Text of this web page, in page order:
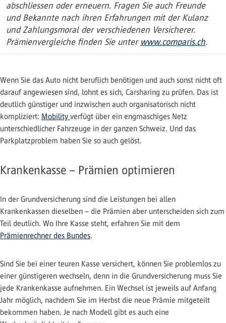
abschliessen oder erneuern. Fragen Sie auch Freunde
und Bekannte nach ihren Erfahrungen mit der Kulanz
und Zahlungsmoral der verschiedenen Versicherer.
Prämienvergleiche finden Sie unter www.comparis.ch.
Wenn Sie das Auto nicht beruflich benötigen und auch sonst nicht oft
darauf angewiesen sind, lohnt es sich, Carsharing zu prüfen. Das ist
deutlich günstiger und inzwischen auch organisatorisch nicht
kompliziert: Mobility verfügt über ein engmaschiges Netz
unterschiedlicher Fahrzeuge in der ganzen Schweiz. Und das
Parkplatzproblem haben Sie so auch gelöst.
Krankenkasse – Prämien optimieren
In der Grundversicherung sind die Leistungen bei allen
Krankenkassen dieselben – die Prämien aber unterscheiden sich zum
Teil deutlich. Wo Ihre Kasse steht, erfahren Sie mit dem
Prämienrechner des Bundes.
Sind Sie bei einer teuren Kasse versichert, können Sie problemlos zu
einer günstigeren wechseln, denn in die Grundversicherung muss Sie
jede Krankenkasse aufnehmen. Ein Wechsel ist jeweils auf Anfang
Jahr möglich, nachdem Sie im Herbst die neue Prämie mitgeteilt
bekommen haben. Je nach Modell gibt es auch eine